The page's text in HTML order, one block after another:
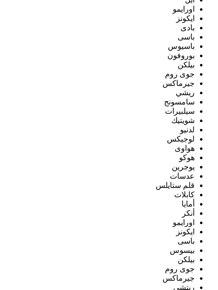
اورايمو
ايكونز
بادى
باسى
باسيوس
بوروفون
بيلكن
جوى روم
جيرماكس
ريشي
سامسونج
سيلبيرات
شويتيك
لدنيو
لوجيكس
هواوى
هوكو
يوجرين
عدسات
قلم ستايلس
كابلات
أمايا
أنكر
اورايمو
ايكونز
باسى
بيسوس
بيلكن
جوى روم
جيرماكس
ريتشى